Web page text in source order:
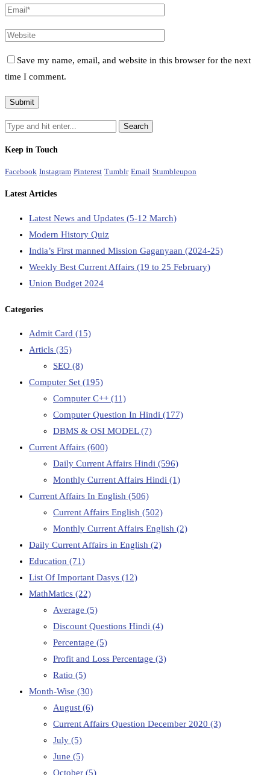
Save my name, email, and website in this browser for the next
time I comment.
Keep in Touch
Facebook Instagram Pinterest Tumblr Email Stumbleupon
Latest Articles
Latest News and Updates (5-12 March)
Modern History Quiz
India’s First manned Mission Gaganyaan (2024-25)
Weekly Best Current Affairs (19 to 25 February)
Union Budget 2024
Categories
Admit Card (15)
Articls (35)
SEO (8)
Computer Set (195)
Computer C++ (11)
Computer Question In Hindi (177)
DBMS & OSI MODEL(7)
Current Affairs (600)
Daily Current Affairs Hindi (596)
Monthly Current Affairs Hindi (1)
Current Affairs In English (506)
Current Affairs English (502)
Monthly Current Affairs English (2)
Daily Current Affairs in English (2)
Education (71)
List Of Important Dasys (12)
MathMatics (22)
Average (5)
Discount Questions Hindi (4)
Percentage (5)
Profit and Loss Percentage (3)
Ratio (5)
Month-Wise (30)
August (6)
Current Affairs Question December 2020 (3)
July (5)
June (5)
October (5)